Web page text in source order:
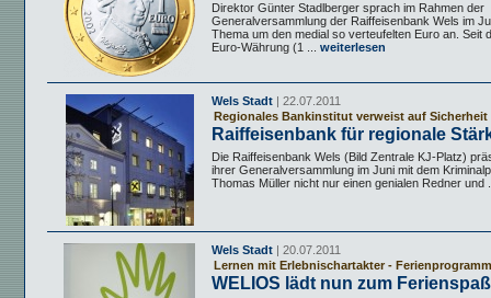
Direktor Günter Stadlberger sprach im Rahmen der
Generalversammlung der Raiffeisenbank Wels im
Thema um den medial so verteufelten Euro an. Seit
Euro-Währung (1 ...
weiterlesen
Wels Stadt | 22.07.2011
Regionales Bankinstitut verweist auf Sicherheit
Raiffeisenbank für regionale
Die Raiffeisenbank Wels (Bild Zentrale KJ-Platz)
ihrer Generalversammlung im Juni mit dem
Thomas Müller nicht nur einen genialen Redner und
Wels Stadt | 20.07.2011
Lernen mit Erlebnischartakter - Ferienprogramm
WELIOS lädt nun zum Ferienspaß